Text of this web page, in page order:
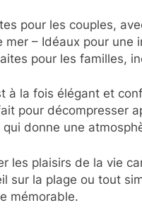
pour les couples,
mer – Idéaux pour une
pour les familles,
à la fois élégant et
pour décompresser
donne une
les plaisirs de la vie
sur la plage ou tout
mémorable.